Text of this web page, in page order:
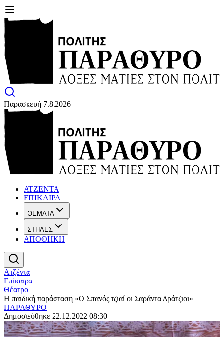
Παρασκευή 7.8.2026
ΑΤΖΕΝΤΑ
ΕΠΙΚΑΙΡΑ
ΘΕΜΑΤΑ
ΣΤΗΛΕΣ
ΑΠΟΘΗΚΗ
Ατζέντα
Επίκαιρα
Θέατρο
Η παιδική παράσταση «Ο Σπανός τζιαί οι Σαράντα Δράτζιοι»
ΠΑΡΑΘΥΡΟ
Δημοσιεύθηκε 22.12.2022 08:30